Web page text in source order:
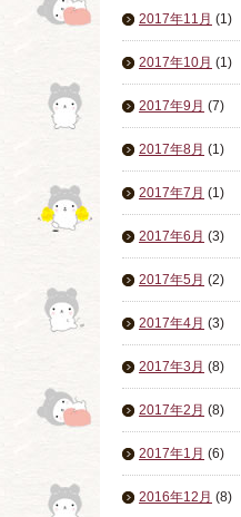
2017年11月 (1)
2017年10月 (1)
2017年9月 (7)
2017年8月 (1)
2017年7月 (1)
2017年6月 (3)
2017年5月 (2)
2017年4月 (3)
2017年3月 (8)
2017年2月 (8)
2017年1月 (6)
2016年12月 (8)